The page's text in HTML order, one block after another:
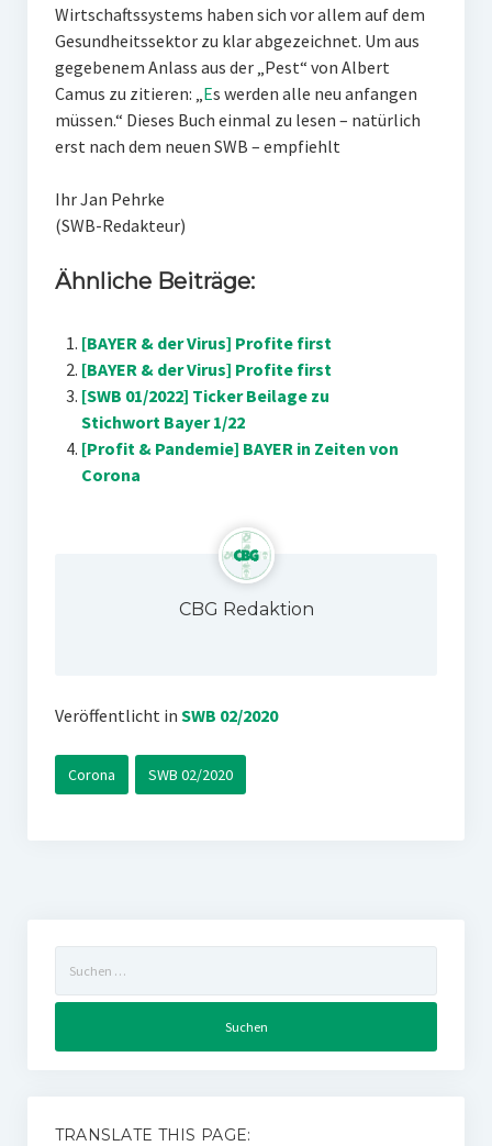
Wirtschaftssystems haben sich vor allem auf dem
Gesundheitssektor zu klar abgezeichnet. Um aus
gegebenem Anlass aus der „Pest“ von Albert
Camus zu zitieren: „Es werden alle neu anfangen
müssen.“ Dieses Buch einmal zu lesen – natürlich
erst nach dem neuen SWB – empfiehlt
Ihr Jan Pehrke
(SWB-Redakteur)
Ähnliche Beiträge:
[BAYER & der Virus] Profite first
[BAYER & der Virus] Profite first
[SWB 01/2022] Ticker Beilage zu
Stichwort Bayer 1/22
[Profit & Pandemie] BAYER in Zeiten von
Corona
CBG Redaktion
Veröffentlicht in SWB 02/2020
Corona SWB 02/2020
nach:
TRANSLATE THIS PAGE: